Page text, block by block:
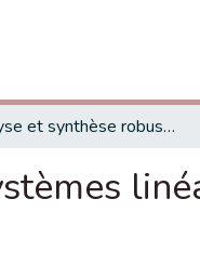
Analyse et synthèse robustes des systèmes linéaires bidimensionnels